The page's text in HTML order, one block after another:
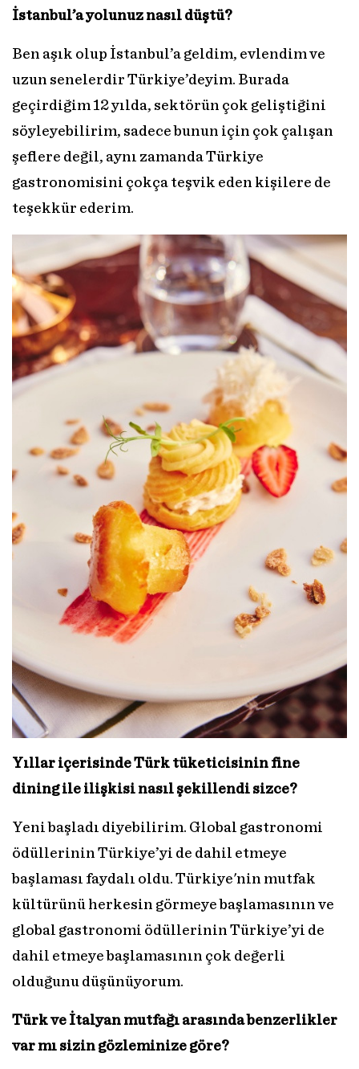
İstanbul’a yolunuz nasıl düştü?
Ben aşık olup İstanbul’a geldim, evlendim ve
uzun senelerdir Türkiye’deyim. Burada
geçirdiğim 12 yılda, sektörün çok geliştiğini
söyleyebilirim, sadece bunun için çok çalışan
şeflere değil, aynı zamanda Türkiye
gastronomisini çokça teşvik eden kişilere de
teşekkür ederim.
Yıllar içerisinde Türk tüketicisinin fine
dining ile ilişkisi nasıl şekillendi sizce?
Yeni başladı diyebilirim. Global gastronomi
ödüllerinin Türkiye’yi de dahil etmeye
başlaması faydalı oldu. Türkiye'nin mutfak
kültürünü herkesin görmeye başlamasının ve
global gastronomi ödüllerinin Türkiye’yi de
dahil etmeye başlamasının çok değerli
olduğunu düşünüyorum.
Türk ve İtalyan mutfağı arasında benzerlikler
var mı sizin gözleminize göre?